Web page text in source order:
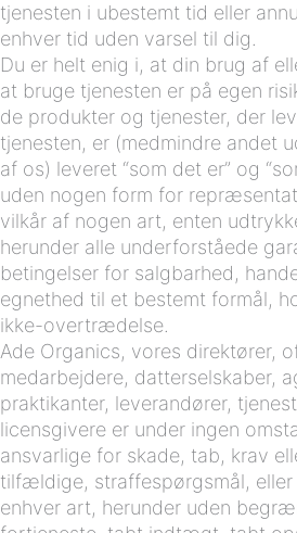
tjenesten i ubestemt tid eller
enhver tid uden varsel til dig.
Du er helt enig i, at din brug af
at bruge tjenesten er på egen
de produkter og tjenester, der
tjenesten, er (medmindre andet
af os) leveret “som det er” og
uden nogen form for
vilkår af nogen art, enten
herunder alle underforståede
betingelser for salgbarhed,
egnethed til et bestemt formål,
ikke-overtrædelse.
Ade Organics, vores direktører,
medarbejdere, datterselskaber,
praktikanter, leverandører,
licensgivere er under ingen
ansvarlige for skade, tab, krav
tilfældige, straffespørgsmål,
enhver art, herunder uden